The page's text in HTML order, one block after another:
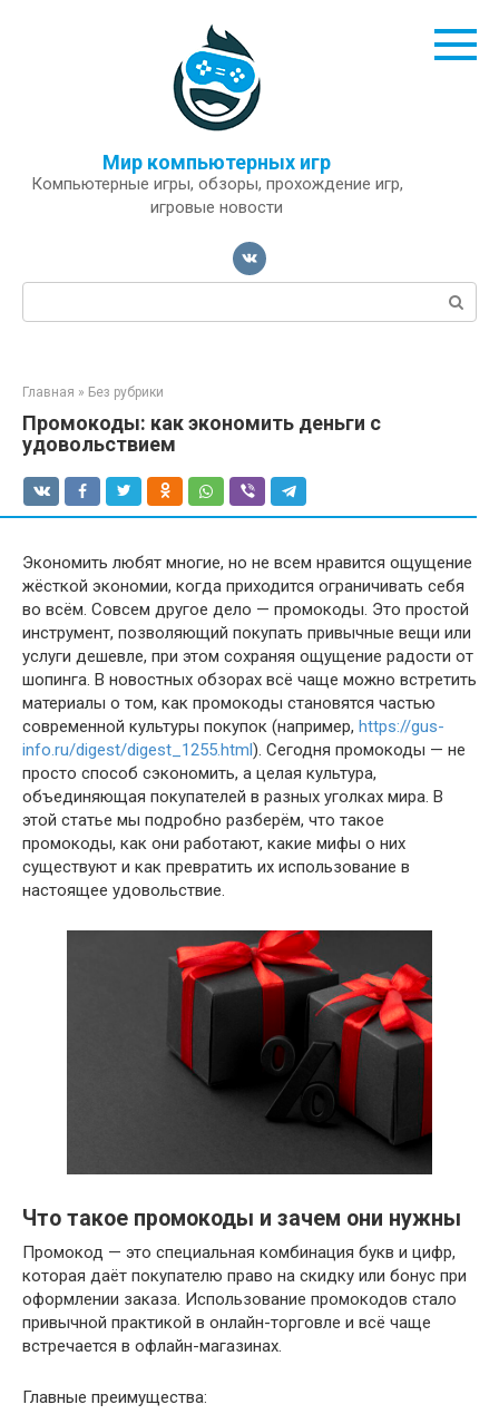
Мир компьютерных игр
Компьютерные игры, обзоры, прохождение игр,
игровые новости
Поиск:
Главная » Без рубрики
Промокоды: как экономить деньги с
удовольствием
Экономить любят многие, но не всем нравится ощущение
жёсткой экономии, когда приходится ограничивать себя
во всём. Совсем другое дело — промокоды. Это простой
инструмент, позволяющий покупать привычные вещи или
услуги дешевле, при этом сохраняя ощущение радости от
шопинга. В новостных обзорах всё чаще можно встретить
материалы о том, как промокоды становятся частью
современной культуры покупок (например, https://gus-
info.ru/digest/digest_1255.html). Сегодня промокоды — не
просто способ сэкономить, а целая культура,
объединяющая покупателей в разных уголках мира. В
этой статье мы подробно разберём, что такое
промокоды, как они работают, какие мифы о них
существуют и как превратить их использование в
настоящее удовольствие.
Что такое промокоды и зачем они нужны
Промокод — это специальная комбинация букв и цифр,
которая даёт покупателю право на скидку или бонус при
оформлении заказа. Использование промокодов стало
привычной практикой в онлайн-торговле и всё чаще
встречается в офлайн-магазинах.
Главные преимущества: